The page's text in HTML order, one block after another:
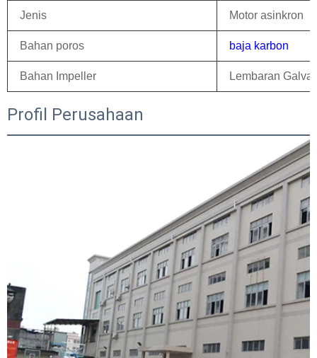
Jenis Motor asinkron
Bahan poros baja karbon
Bahan Impeller Lembaran
Profil Perusahaan